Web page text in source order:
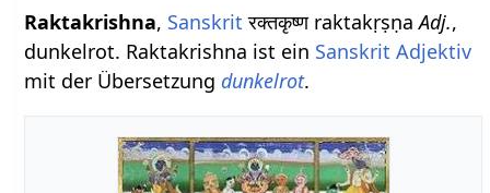
Raktakrishna, Sanskrit रक्तकृष्ण raktakṛṣṇaAdj.,
dunkelrot. Raktakrishna ist ein Sanskrit Adjektiv
mit der Übersetzungdunkelrot.